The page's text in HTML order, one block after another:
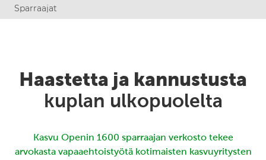
Sparraajat
Haastetta ja kannustusta
kuplan ulkopuolelta
Kasvu Openin 1600 sparraajan verkosto tekee
arvokasta vapaaehtoistyötä kotimaisten kasvuyritysten